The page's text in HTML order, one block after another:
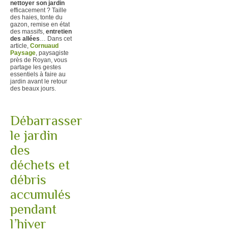
nettoyer son jardin
efficacement ? Taille
des haies, tonte du
gazon, remise en état
des massifs, entretien
des allées … Dans cet
article, Cornuaud
Paysage , paysagiste
près de Royan, vous
partage les gestes
essentiels à faire au
jardin avant le retour
des beaux jours.
Débarrasser
le jardin
des
déchets et
débris
accumulés
pendant
l’hiver